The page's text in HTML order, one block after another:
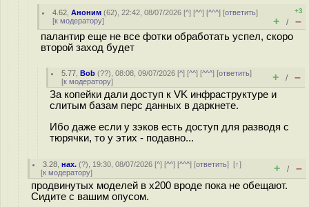
4.62 ,Аноним (62), 22:42, 08/07/2026 [^] [^^] [^^^] [ответить]
[к модератору]
+3
+ / –
палантир еще не все фотки обработать успел, скоро
второй заход будет
5.77 ,Bob (??), 08:08, 09/07/2026 [^] [^^] [^^^] [ответить]
[к модератору] + / –
За копейки дали доступ к VK инфраструктуре и
слитым базам перс данных в даркнете.
Ибо даже если у зэков есть доступ для разводя с
тюрячки, то у этих - подавно...
3.28 ,нах. (?), 19:30, 08/07/2026 [^] [^^] [^^^] [ответить][↑]
[к модератору] + / –
продвинутых моделей в x200 вроде пока не обещают.
Сидите с вашим опусом.